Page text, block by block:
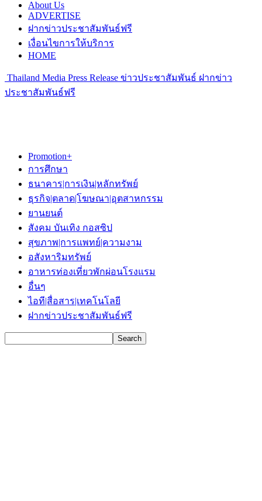
About Us
ADVERTISE
ฝากข่าวประชาสัมพันธ์ฟรี
เงื่อนไขการให้บริการ
HOME
Thailand Media Press Release ข่าวประชาสัมพันธ์ ฝากข่าว
ประชาสัมพันธ์ฟรี
Promotion+
การศึกษา
ธนาคาร|การเงิน|หลักทรัพย์
ธุรกิจ|ตลาด|โฆษณา|อุตสาหกรรม
ยานยนต์
สังคม บันเทิง กอสซิป
สุขภาพ|การแพทย์|ความงาม
อสังหาริมทรัพย์
อาหารท่องเที่ยวพักผ่อนโรงแรม
อื่นๆ
ไอที|สื่อสาร|เทคโนโลยี
ฝากข่าวประชาสัมพันธ์ฟรี